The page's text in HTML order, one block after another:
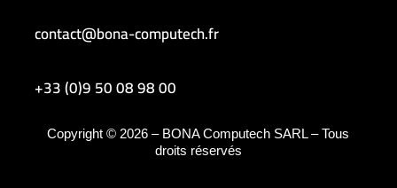
contact@bona-computech.fr
+33 (0)9 50 08 98 00
Copyright © 2026 – BONA Computech SARL – Tous
droits réservés